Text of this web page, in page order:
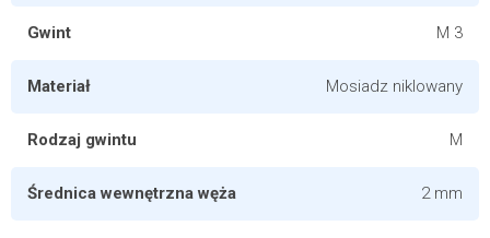
Gwint M 3
Materiał Mosiadz niklowany
Rodzaj gwintu M
Średnica wewnętrzna węża 2 mm